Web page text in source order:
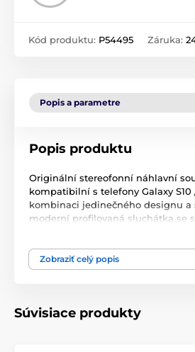
Kód produktu: P54495 Záruka:
Popis a parametre
Popis produktu
Originální stereofonní náhlavní
kompatibilní s telefony Galaxy S10
kombinaci jedinečného designu a
moderní profilovaná sluchátka se
umožňuje konverzaci a snižuje
větru. Tlačítko stereofonní
lehká, což zajišťuje pohodlí při
Zobraziť celý popis
Súvisiace produkty